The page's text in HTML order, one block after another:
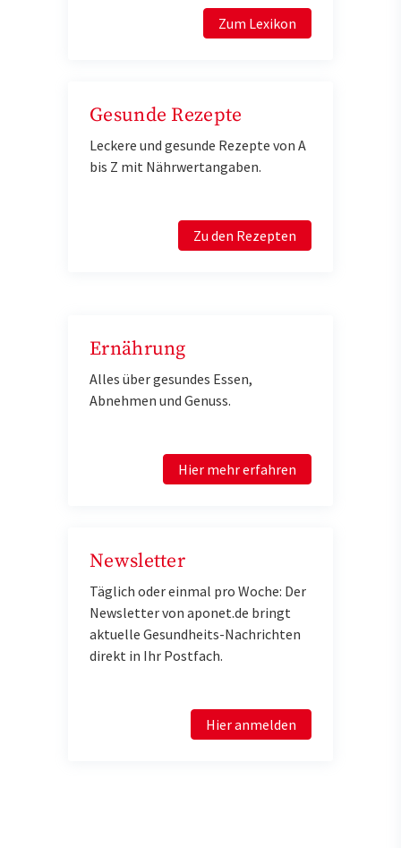
Zum Lexikon
Gesunde Rezepte
Leckere und gesunde Rezepte von A
bis Z mit Nährwertangaben.
Zu den Rezepten
Ernährung
Alles über gesundes Essen,
Abnehmen und Genuss.
Hier mehr erfahren
Newsletter
Täglich oder einmal pro Woche: Der
Newsletter von aponet.de bringt
aktuelle Gesundheits-Nachrichten
direkt in Ihr Postfach.
Hier anmelden